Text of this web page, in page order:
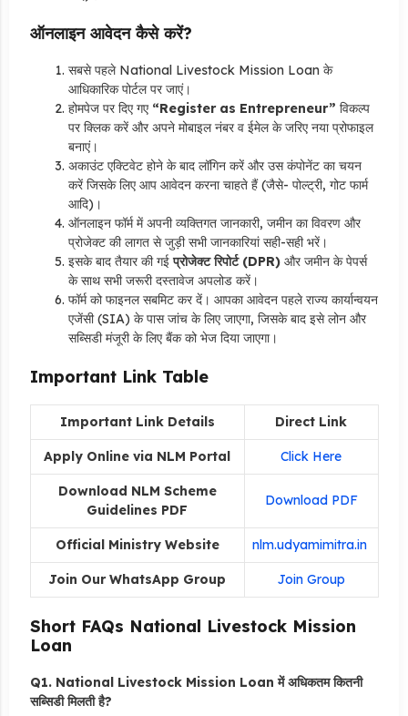
ऑनलाइन आवेदन कैसे करें?
सबसे पहले National Livestock Mission Loan के
आधिकारिक पोर्टलपर जाएं।
होमपेज पर दिए गए “Register as Entrepreneur” विकल्प
पर क्लिक करें और अपने मोबाइल नंबर व ईमेल के जरिए नया प्रोफाइल
बनाएं।
अकाउंट एक्टिवेट होने के बाद लॉगिन करें और उस कंपोनेंट का चयन
करें जिसके लिए आप आवेदन करना चाहते हैं (जैसे- पोल्ट्री, गोट फार्म
आदि)।
ऑनलाइन फॉर्म में अपनी व्यक्तिगत जानकारी, जमीन का विवरण और
प्रोजेक्ट की लागत से जुड़ी सभी जानकारियां सही-सही भरें।
इसके बाद तैयार की गईप्रोजेक्ट रिपोर्ट (DPR)और जमीन के पेपर्स
के साथ सभी जरूरी दस्तावेज अपलोड करें।
फॉर्म को फाइनल सबमिट कर दें। आपका आवेदन पहले राज्य कार्यान्वयन
एजेंसी (SIA) के पास जांच के लिए जाएगा, जिसके बाद इसे लोन और
सब्सिडी मंजूरी के लिए बैंक को भेज दिया जाएगा।
Important Link Table
Important Link Details Direct Link
Apply Online via NLM Portal Click Here
Download NLM Scheme
Guidelines PDF
Download PDF
Official Ministry Website nlm.udyamimitra.in
Join Our WhatsApp Group Join Group
Short FAQs National Livestock Mission
Loan
Q1. National Livestock Mission Loan में अधिकतम कितनी
सब्सिडी मिलती है?